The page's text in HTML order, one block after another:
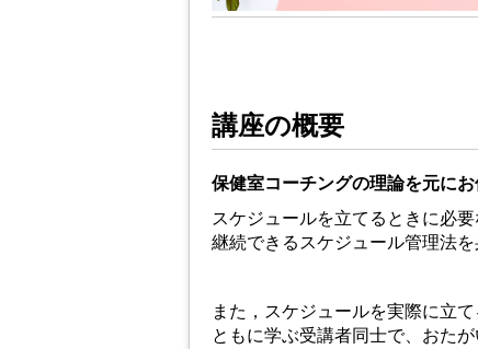
講座の概要
保健室コーチングの理論を元に
スケジュールを立てるときに必
継続できるスケジュール管理法を
また，スケジュールを実際に立
ともに学ぶ受講者同士で、おた